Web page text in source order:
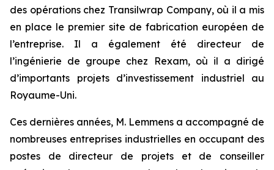
des opérations chez Transilwrap Company, où il a mis
en place le premier site de fabrication européen de
l’entreprise. Il a également été directeur de
l’ingénierie de groupe chez Rexam, où il a dirigé
d’importants projets d’investissement industriel au
Royaume-Uni.
Ces dernières années, M. Lemmens a accompagné de
nombreuses entreprises industrielles en occupant des
postes de directeur de projets et de conseiller